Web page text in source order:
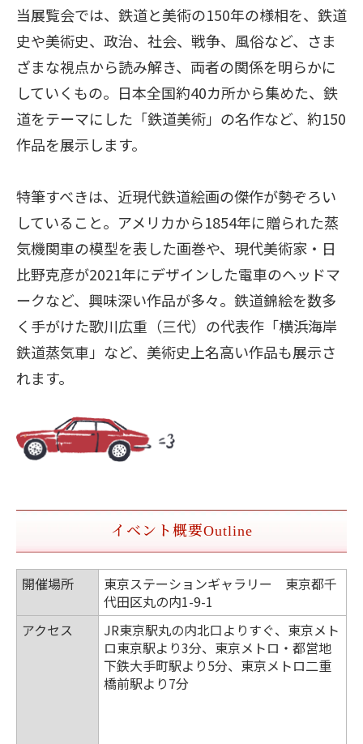
当展覧会では、鉄道と美術の150年の様相を、鉄道
史や美術史、政治、社会、戦争、風俗など、さま
ざまな視点から読み解き、両者の関係を明らかに
していくもの。日本全国約40カ所から集めた、鉄
道をテーマにした「鉄道美術」の名作など、約150
作品を展示します。
特筆すべきは、近現代鉄道絵画の傑作が勢ぞろい
していること。アメリカから1854年に贈られた蒸
気機関車の模型を表した画巻や、現代美術家・日
比野克彦が2021年にデザインした電車のヘッドマ
ークなど、興味深い作品が多々。鉄道錦絵を数多
く手がけた歌川広重（三代）の代表作「横浜海岸
鉄道蒸気車」など、美術史上名高い作品も展示さ
れます。
イベント概要Outline
開催場所
東京ステーションギャラリー 東京都千
代田区丸の内1-9-1
アクセス
JR東京駅丸の内北口よりすぐ、東京メト
ロ東京駅より3分、東京メトロ・都営地
下鉄大手町駅より5分、東京メトロ二重
橋前駅より7分